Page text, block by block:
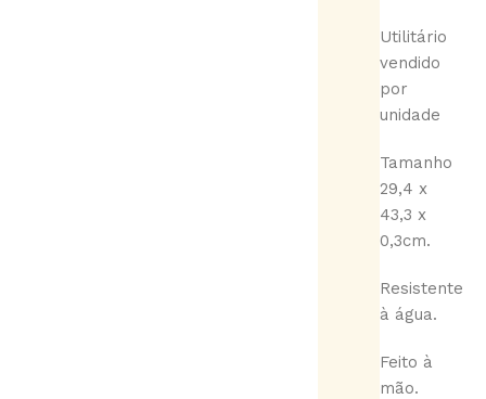
Utilitário
vendido
por
unidade
Tamanho
29,4 x
43,3 x
0,3cm.
Resistente
à água.
Feito à
mão.